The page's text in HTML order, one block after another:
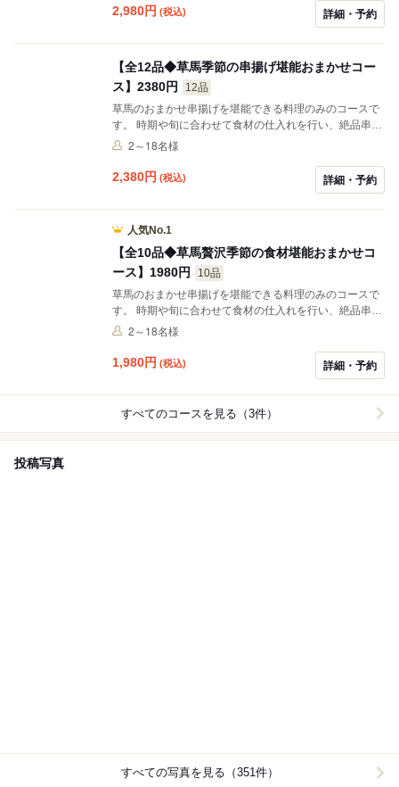
2,980円 (税込) 詳細・予約
【全12品◆草馬季節の串揚げ堪能おまかせコー
ス】2380円
12品
草馬のおまかせ串揚げを堪能できる料理のみのコースで
す。 時期や旬に合わせて食材の仕入れを行い、絶品串揚
げにして楽しんで頂けます。
2～18名様
2,380円 (税込) 詳細・予約
人気No.1
【全10品◆草馬贅沢季節の食材堪能おまかせコ
ース】1980円
10品
草馬のおまかせ串揚げを堪能できる料理のみのコースで
す。 時期や旬に合わせて食材の仕入れを行い、絶品串揚
げにして楽しんで頂けます。
2～18名様
1,980円 (税込) 詳細・予約
すべてのコースを見る（3件）
投稿写真
すべての写真を見る（351件）